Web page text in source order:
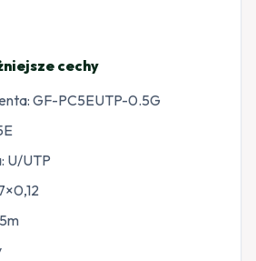
cechy
GF-PC5EUTP-0.5G
U/UTP